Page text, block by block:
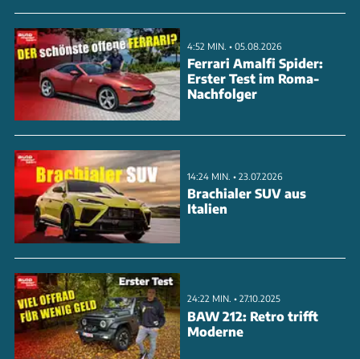
maximalen Grip. Das Video zeigt die komplette
Rekordrunde mit allen Highlights - vom knackigen
Schaltwerk über die standfeste Bremsanlage bis zur
perfekten Kurvenlinie durch die Grüne Hölle.
4:52 MIN. • 05.08.2026
Ferrari Amalfi Spider:
Erster Test im Roma-
Nachfolger
14:24 MIN. • 23.07.2026
Brachialer SUV aus
Italien
24:22 MIN. • 27.10.2025
BAW 212: Retro trifft
Moderne